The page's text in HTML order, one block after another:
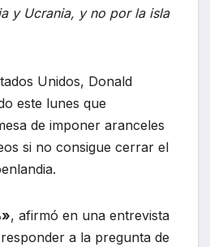
y Ucrania, y no por la isla
Unidos, Donald
este lunes que
de imponer aranceles
si no consigue cerrar el
, afirmó en una entrevista
a la pregunta de